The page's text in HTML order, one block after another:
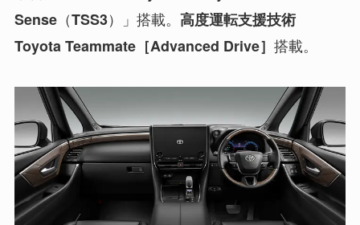
Sense（TSS3）」搭載。 高度運転支援技術
Toyota Teammate［Advanced Drive］ 搭載。